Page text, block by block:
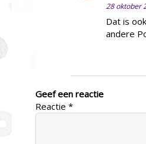
28 oktober
Dat is
andere
Geef een reactie
Reactie *